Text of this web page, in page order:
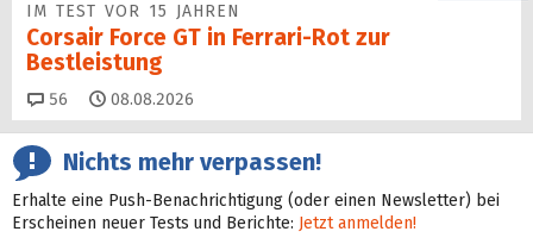
IM TEST VOR 15 JAHREN
Corsair Force GT in Ferrari-Rot zur
Bestleistung
56 Kommentare
08.08.2026
Nichts mehr verpassen!
Erhalte eine Push-Benachrichtigung (oder einen Newsletter) bei
Erscheinen neuer Tests und Berichte: Jetzt anmelden!